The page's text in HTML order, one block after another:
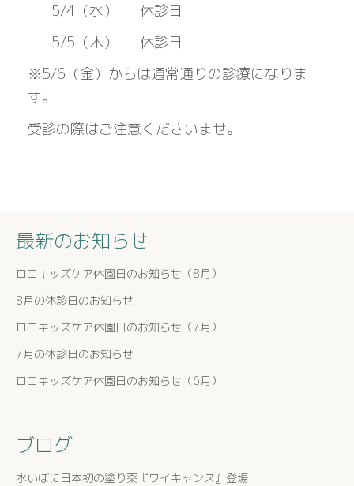
5/4（水） 休診日
5/5（木） 休診日
※5/6（金）からは通常通りの診療になりま
す。
受診の際はご注意くださいませ。
最新のお知らせ
ロコキッズケア休園日のお知らせ（8月）
8月の休診日のお知らせ
ロコキッズケア休園日のお知らせ（7月）
7月の休診日のお知らせ
ロコキッズケア休園日のお知らせ（6月）
ブログ
水いぼに日本初の塗り薬『ワイキャンス』登場